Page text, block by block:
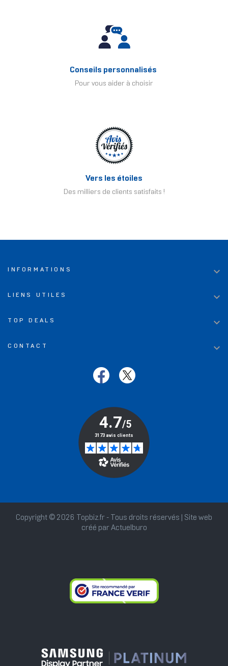
Conseils personnalisés
Pour vous aider à choisir
Vers les étoiles
Des milliers de clients satisfaits !
INFORMATIONS 
LIENS UTILES 
TOP DEALS 
CONTACT 
Copyright © 2026 Topbiz.fr - Tous droits réservés | Site web
créé par Actuelburo